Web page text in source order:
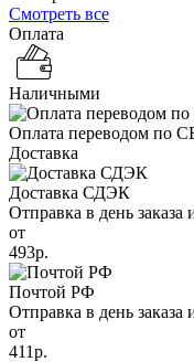
Смотреть все
Оплата
Наличными
Оплата переводом по
Доставка
Доставка СДЭК
Отправка в день
от
493р.
Почтой РФ
Отправка в день
от
411р.